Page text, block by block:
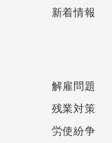
新着情報
解雇問題
残業対策
労使紛争